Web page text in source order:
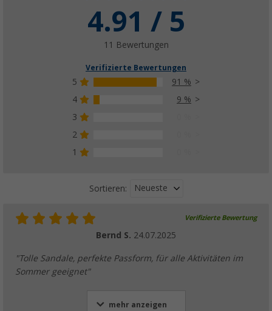
4.91 / 5
11 Bewertungen
Verifizierte Bewertungen
5
91 %
4
9 %
3
2
1
Sortieren: Neueste
Verifizierte Bewertung
Bernd S. 24.07.2025
"Tolle Sandale, perfekte Passform, für alle Aktivitäten im
Sommer geeignet"
mehr anzeigen